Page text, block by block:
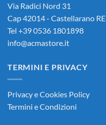
Via Radici Nord 31
Cap 42014 - Castellarano RE
Tel +39 0536 1801898
info@acmastore.it
TERMINI E PRIVACY
Privacy e Cookies Policy
Termini e Condizioni